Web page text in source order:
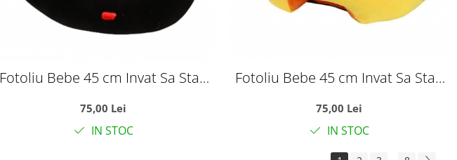
Fotoliu Bebe 45 cm Invat Sa Stau
75,00 Lei
IN STOC
Fotoliu Bebe 45 cm Invat Sa Stau
75,00 Lei
IN STOC